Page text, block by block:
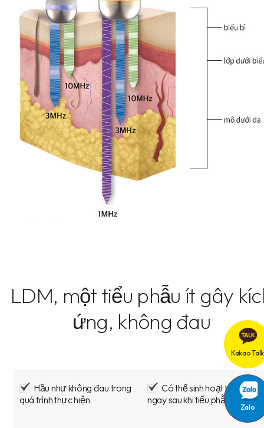
LDM, một tiểu phẫu ít gây
ứng, không đau
Hầu như không đau trong
quá trình thực hiện
Có thể sinh hoạt hàng
ngay sau khi tiểu phẫu
Kakao Talk
Zalo